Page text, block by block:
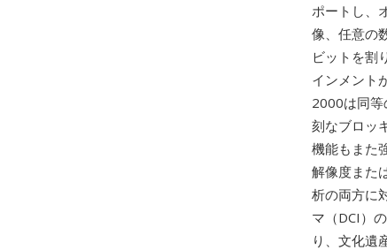
ポートし、
像、任意の
ビットを割
インメント
2000は同等
刻なブロッ
機能もまた
解像度また
析の両方に
マ（DCI）
り、文化遺